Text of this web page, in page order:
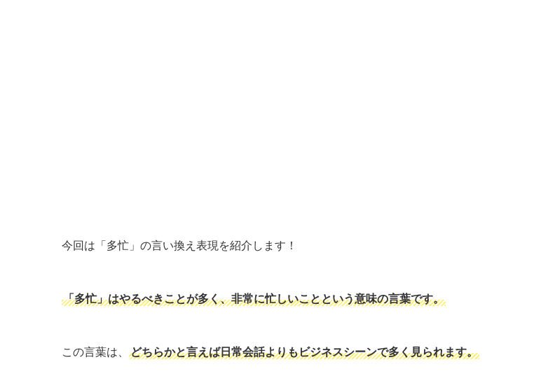
今回は「多忙」の言い換え表現を紹介します！
「多忙」はやるべきことが多く、非常に忙しいことという意味の言葉です。
この言葉は、 どちらかと言えば日常会話よりもビジネスシーンで多く見られます。